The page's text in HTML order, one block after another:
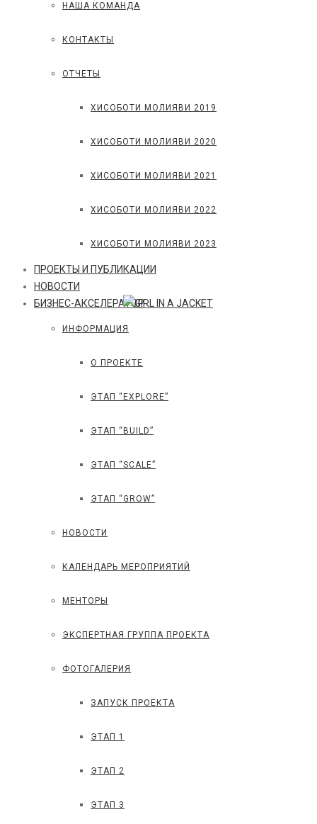
НАША КОМАНДА
КОНТАКТЫ
ОТЧЕТЫ
ХИСОБОТИ МОЛИЯВИ 2019
ХИСОБОТИ МОЛИЯВИ 2020
ХИСОБОТИ МОЛИЯВИ 2021
ХИСОБОТИ МОЛИЯВИ 2022
ХИСОБОТИ МОЛИЯВИ 2023
ПРОЕКТЫ И ПУБЛИКАЦИИ
НОВОСТИ
БИЗНЕС-АКСЕЛЕРАТОР
ИНФОРМАЦИЯ
О ПРОЕКТЕ
ЭТАП “EXPLORE”
ЭТАП “BUILD”
ЭТАП “SCALE”
ЭТАП “GROW”
НОВОСТИ
КАЛЕНДАРЬ МЕРОПРИЯТИЙ
МЕНТОРЫ
ЭКСПЕРТНАЯ ГРУППА ПРОЕКТА
ФОТОГАЛЕРИЯ
ЗАПУСК ПРОЕКТА
ЭТАП 1
ЭТАП 2
ЭТАП 3